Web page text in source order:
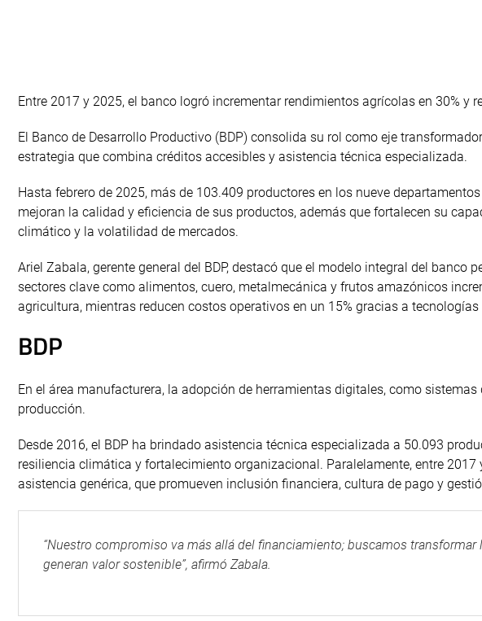
Entre 2017 y 2025, el banco logró incrementar rendimientos agrícolas en 30% y
El Banco de Desarrollo Productivo (BDP) consolida su rol como eje
estrategia que combina créditos accesibles y asistencia técnica especializada.
Hasta febrero de 2025, más de 103.409 productores en los nueve
mejoran la calidad y eficiencia de sus productos, además que fortalecen su
climático y la volatilidad de mercados.
Ariel Zabala, gerente general del BDP, destacó que el modelo integral del banco
sectores clave como alimentos, cuero, metalmecánica y frutos amazónicos
agricultura, mientras reducen costos operativos en un 15% gracias a tecnologías
BDP
En el área manufacturera, la adopción de herramientas digitales, como
producción.
Desde 2016, el BDP ha brindado asistencia técnica especializada a 50.093
resiliencia climática y fortalecimiento organizacional. Paralelamente, entre
asistencia genérica, que promueven inclusión financiera, cultura de pago y
“Nuestro compromiso va más allá del financiamiento; buscamos
generan valor sostenible”, afirmó Zabala.